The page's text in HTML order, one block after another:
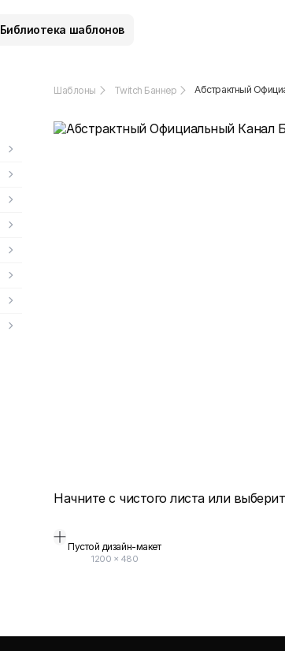
Библиотека шаблонов
Шаблоны Twitch Баннер Абстрактный
Начните с чистого листа или
Пустой дизайн-макет
1200 × 480